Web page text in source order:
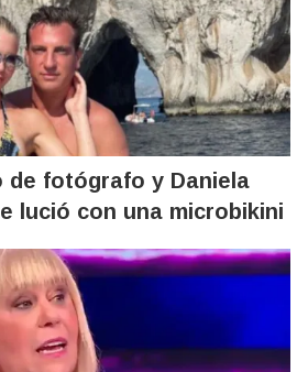
de fotógrafo y Daniela
lució con una microbikini